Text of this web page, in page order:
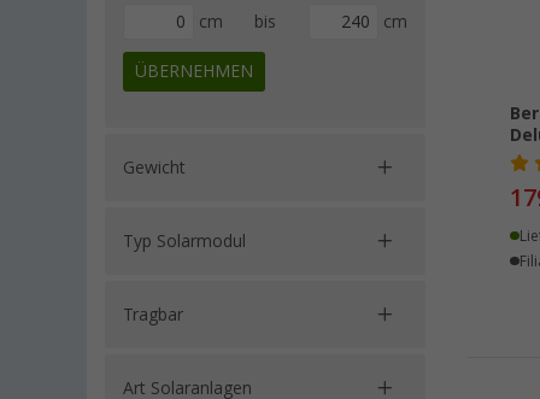
cm bis cm
ÜBERNEHMEN
Gewicht
Typ Solarmodul
Tragbar
Art Solaranlagen